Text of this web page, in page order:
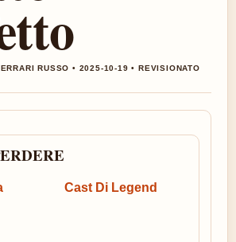
RUSSO • 2025-10-19 • REVISIONATO
Cast Di Legend